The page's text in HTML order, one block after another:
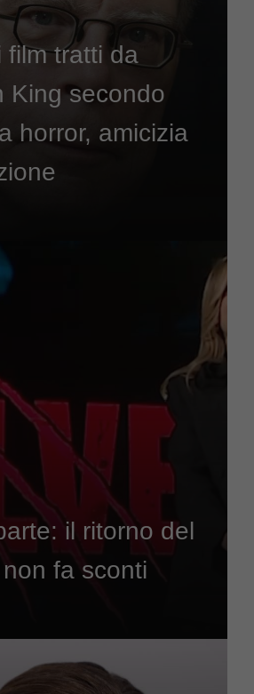
film tratti da
King secondo
horror, amicizia
il ritorno del
fa sconti